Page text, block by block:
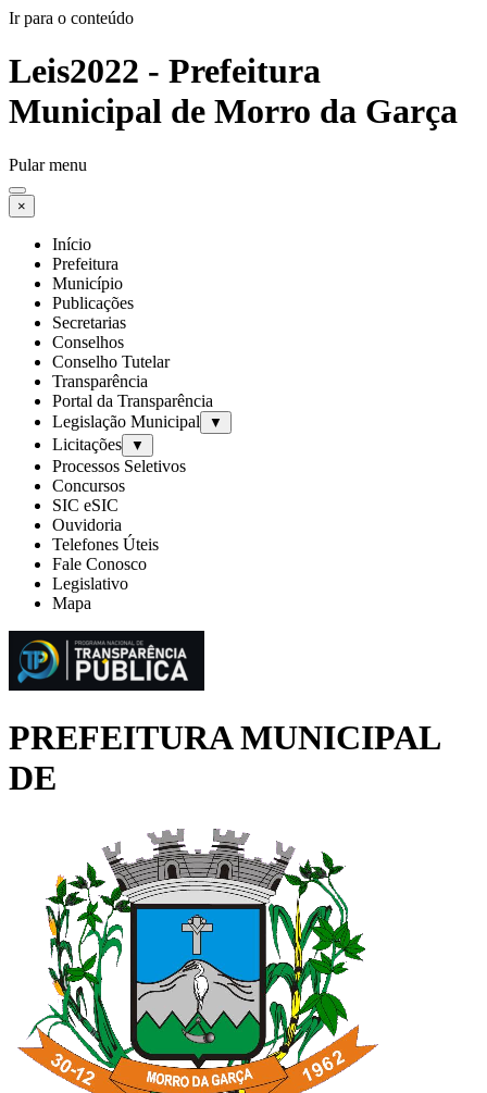
Ir para o conteúdo
Leis2022 - Prefeitura
Municipal de Morro da Garça
Pular menu
×
Início
Prefeitura
Município
Publicações
Secretarias
Conselhos
Conselho Tutelar
Transparência
Portal da Transparência
Legislação Municipal
▼
Licitações ▼
Processos Seletivos
Concursos
SIC eSIC
Ouvidoria
Telefones Úteis
Fale Conosco
Legislativo
Mapa
PREFEITURA MUNICIPAL
DE